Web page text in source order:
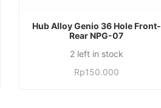
TAMBAH KE KERANJANG
Hub Alloy Genio 36 Hole Front-
Rear NPG-07
2 left in stock
Rp150.000